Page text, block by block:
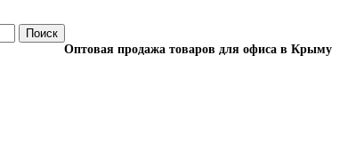
Поиск
Оптовая продажа товаров для офиса в Крыму